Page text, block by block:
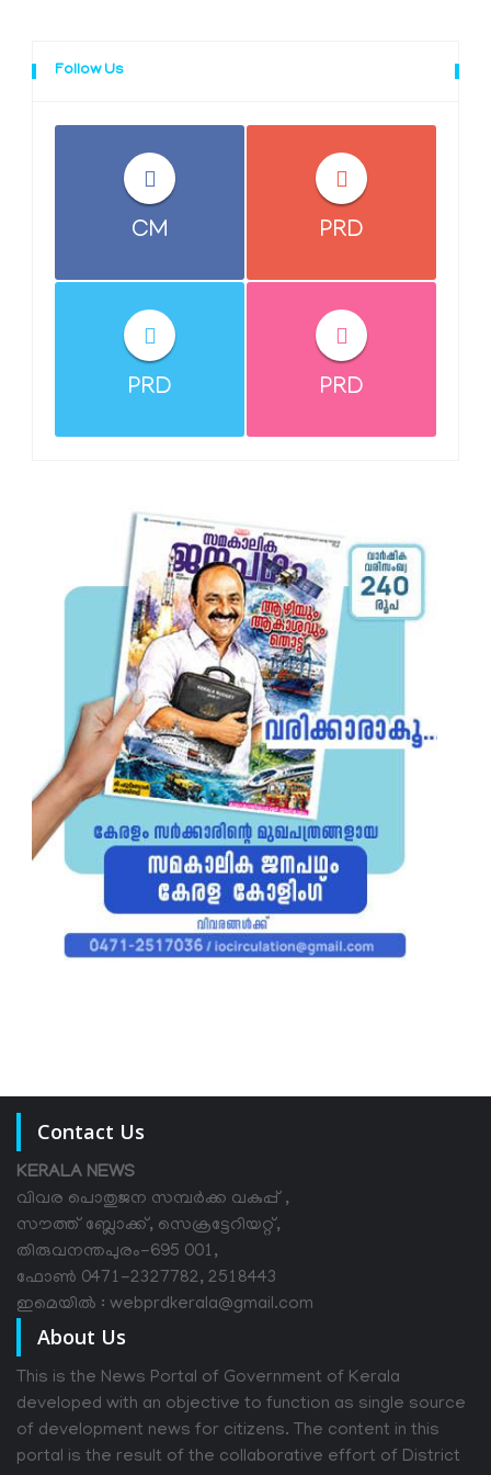
Follow Us
CM PRD
PRD PRD
Contact Us
KERALA NEWS
വിവര പൊതുജന സമ്പര്‍ക്ക വകുപ്പ് ,
സൗത്ത് ബ്ലോക്ക്, സെക്രട്ടേറിയറ്റ്,
തിരുവനന്തപുരം-695 001,
ഫോൺ 0471-2327782, 2518443
ഇമെയിൽ : webprdkerala@gmail.com
About Us
This is the News Portal of Government of Kerala
developed with an objective to function as single source
of development news for citizens. The content in this
portal is the result of the collaborative effort of District